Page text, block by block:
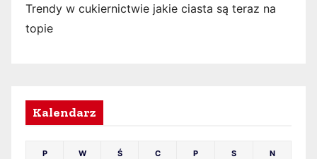
Trendy w cukiernictwie jakie ciasta są teraz na
topie
Kalendarz
P W Ś C P S N